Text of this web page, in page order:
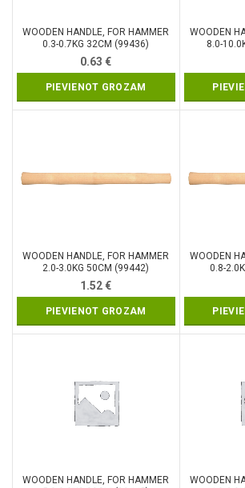
WOODEN HANDLE, FOR HAMMER
0.3-0.7KG 32CM (99436)
0.63€
PIEVIENOT GROZAM
WOODEN
8.0-
WOODEN HANDLE, FOR HAMMER
2.0-3.0KG 50CM (99442)
1.52€
PIEVIENOT GROZAM
WOODEN
0.8-
WOODEN HANDLE, FOR HAMMER
WOODEN